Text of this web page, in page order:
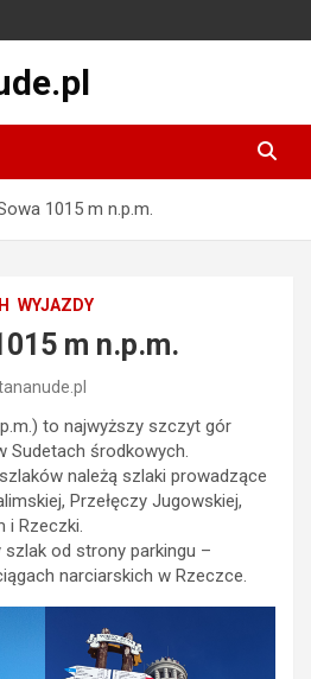
1015 m n.p.m.
WYJAZDY
m n.p.m.
to najwyższy szczyt gór
Sudetach środkowych.
należą szlaki prowadzące
Przełęczy Jugowskiej,
i Rzeczki.
od strony parkingu –
narciarskich w Rzeczce.